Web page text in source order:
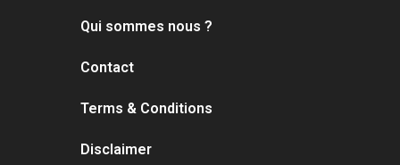
Qui sommes nous ?
Contact
Terms & Conditions
Disclaimer